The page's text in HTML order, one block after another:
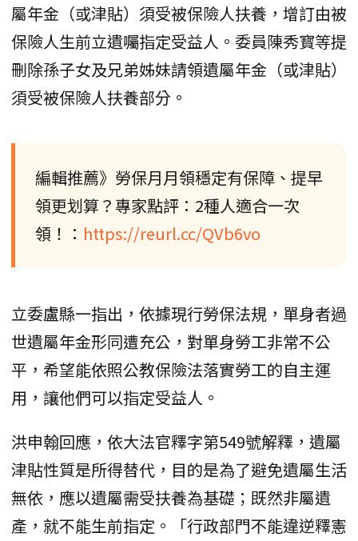
屬年金（或津貼）須受被保險人扶養，增訂由被
保險人生前立遺囑指定受益人。委員陳秀寳等提
刪除孫子女及兄弟姊妹請領遺屬年金（或津貼）
須受被保險人扶養部分。
編輯推薦》勞保月月領穩定有保障、提早
領更划算？專家點評：2種人適合一次
領！： https://reurl.cc/QVb6vo
立委盧縣一指出，依據現行勞保法規，單身者過
世遺屬年金形同遭充公，對單身勞工非常不公
平，希望能依照公教保險法落實勞工的自主運
用，讓他們可以指定受益人。
洪申翰回應，依大法官釋字第549號解釋，遺屬
津貼性質是所得替代，目的是為了避免遺屬生活
無依，應以遺屬需受扶養為基礎；既然非屬遺
產，就不能生前指定。「行政部門不能違逆釋憲